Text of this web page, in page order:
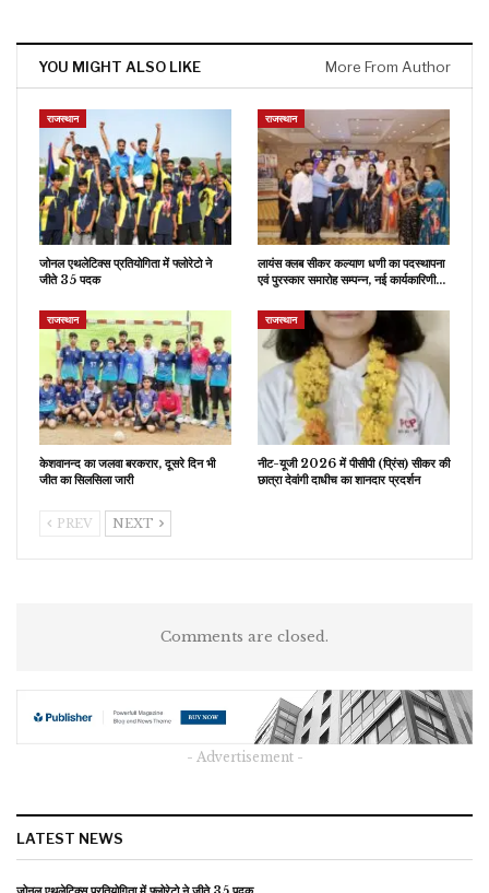
YOU MIGHT ALSO LIKE More From Author
राजस्थान
जोनल एथलेटिक्स प्रतियोगिता में फ्लोरेटो ने
जीते 35 पदक
राजस्थान
लायंस क्लब सीकर कल्याण धणी का पदस्थापना
एवं पुरस्कार समारोह सम्पन्न, नई कार्यकारिणी…
राजस्थान
केशवानन्द का जलवा बरकरार, दूसरे दिन भी
जीत का सिलसिला जारी
राजस्थान
नीट-यूजी 2026 में पीसीपी (प्रिंस) सीकर की
छात्रा देवांगी दाधीच का शानदार प्रदर्शन
PREV NEXT
Comments are closed.
- Advertisement -
LATEST NEWS